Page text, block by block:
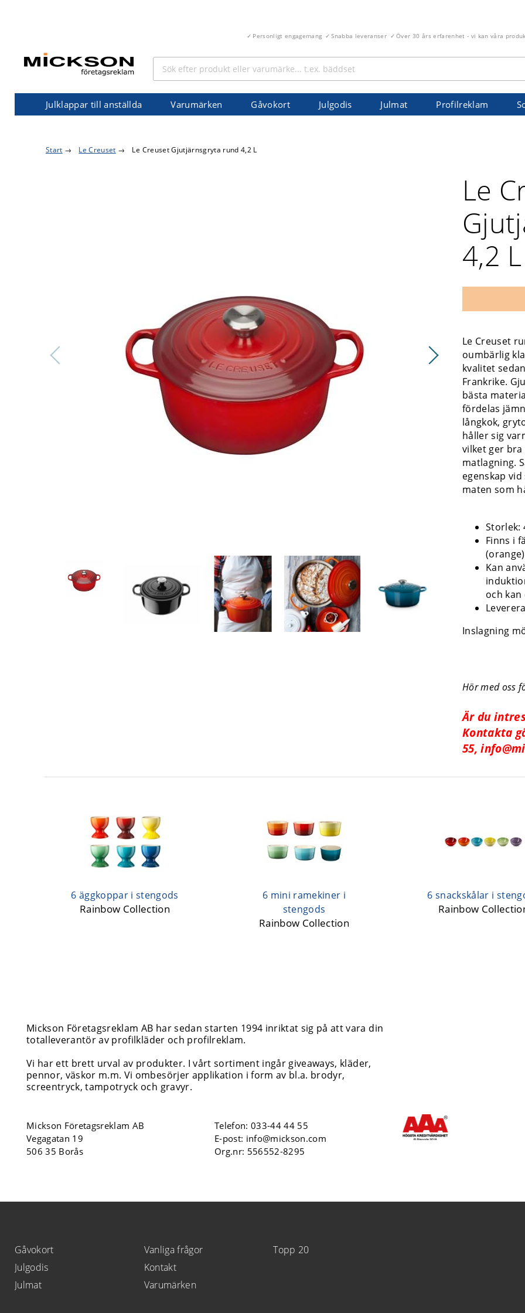
Personligt engagemang Snabba leveranser Över 30 års erfarenhet - vi kan våra
Julklappar till anställda Varumärken Gåvokort Julgodis Julmat Profilreklam
Start → Le Creuset → Le Creuset Gjutjärnsgryta rund 4,2 L
Le
4,2 L
Le Creuset
oumbärlig
kvalitet
Frankrike.
bästa
fördelas
långkok,
håller sig
vilket ger
matlagning.
egenskap
maten som
Storlek:
Finns i
Kan
och kan
Inslagning
Hör med oss
Är du
Kontakta
55,
6 äggkoppar i stengods
Rainbow Collection
6 mini ramekiner i
stengods
Rainbow Collection
6 snackskålar i
Rainbow
Mickson Företagsreklam AB har sedan starten 1994 inriktat sig på att vara din
totalleverantör av profilkläder och profilreklam.
Vi har ett brett urval av produkter. I vårt sortiment ingår giveaways, kläder,
pennor, väskor m.m. Vi ombesörjer applikation i form av bl.a. brodyr,
screentryck, tampotryck och gravyr.
Mickson Företagsreklam AB
Vegagatan 19
506 35 Borås
Telefon:033-44 44 55
E-post: info@mickson.com
Org.nr: 556552-8295
Gåvokort
Julgodis
Julmat
Vanliga frågor
Kontakt
Varumärken
Topp 20